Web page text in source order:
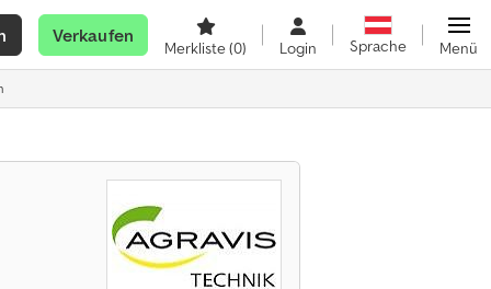
Verkaufen
Merkliste(0) Login Sprache Menü